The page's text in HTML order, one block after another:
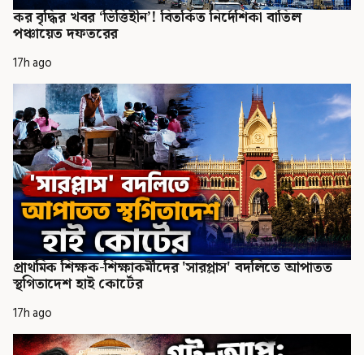
কর বৃদ্ধির খবর ‘ভিত্তিহীন’! বিতর্কিত নির্দেশিকা বাতিল
পঞ্চায়েত দফতরের
17h ago
প্রাথমিক শিক্ষক-শিক্ষাকর্মীদের 'সারপ্লাস' বদলিতে আপাতত
স্থগিতাদেশ হাই কোর্টের
17h ago